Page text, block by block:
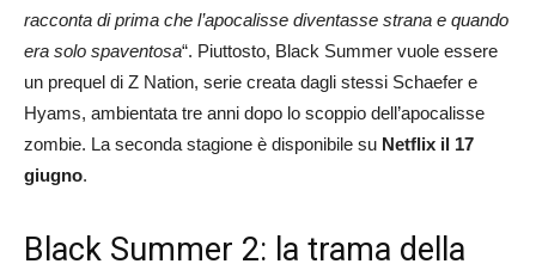
racconta di prima che l’apocalisse diventasse strana e quando
era solo spaventosa“. Piuttosto, Black Summer vuole essere
un prequel di Z Nation, serie creata dagli stessi Schaefer e
Hyams, ambientata tre anni dopo lo scoppio dell’apocalisse
zombie. La seconda stagione è disponibile su Netflix il 17
giugno.
Black Summer 2: la trama della